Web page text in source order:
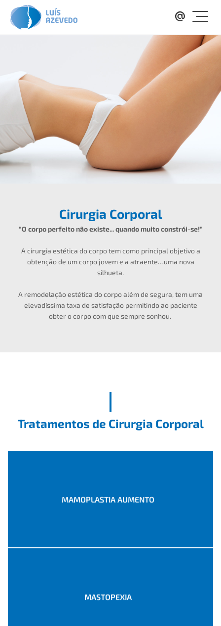
Cirurgia Corporal
“O corpo perfeito não existe... quando muito constrói-se!”
A cirurgia estética do corpo tem como principal objetivo a
obtenção de um corpo jovem e a atraente…uma nova
silhueta.
A remodelação estética do corpo além de segura, tem uma
elevadíssima taxa de satisfação permitindo ao paciente
obter o corpo com que sempre sonhou.
Tratamentos de Cirurgia Corporal
MAMOPLASTIA AUMENTO
MASTOPEXIA